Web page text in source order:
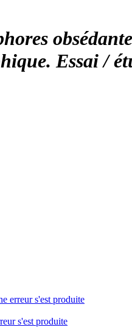
Essai /
erreur s'est produite
s'est produite